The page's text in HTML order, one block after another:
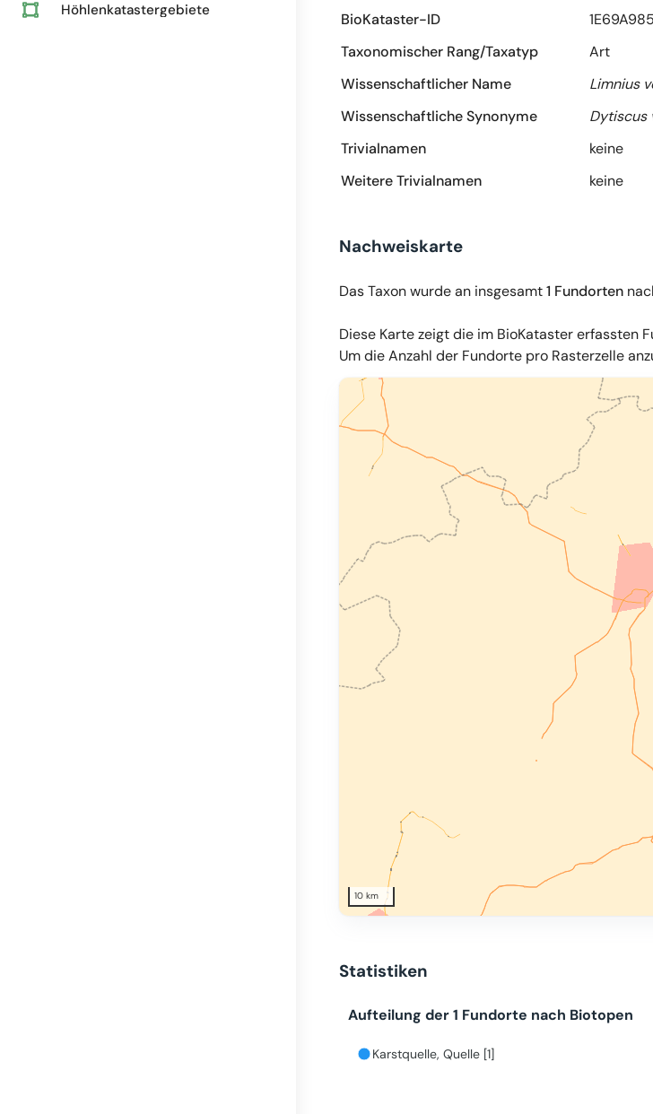
Höhlenkatastergebiete BioKataster-ID
1E69A985
Taxonomischer Rang/Taxatyp
Art
Wissenschaftlicher Name
Limnius
Wissenschaftliche Synonyme
Dytiscus
Trivialnamen
keine
Weitere Trivialnamen
keine
Nachweiskarte
Das Taxon wurde an insgesamt1 Fundorten
Diese Karte zeigt die im BioKataster erfassten
Um die Anzahl der Fundorte pro Rasterzelle
© OpenMapTiles
10 km
Statistiken
Aufteilung der 1 Fundorte nach Biotopen
Karstquelle, Quelle [1]